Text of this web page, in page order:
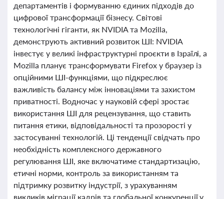
департаментів і формуванню єдиних підходів до
цифрової трансформації бізнесу. Світові
технологічні гіганти, як NVIDIA та Mozilla,
демонструють активний розвиток ШІ: NVIDIA
інвестує у великі інфраструктурні проєкти в Ізраїлі, а
Mozilla планує трансформувати Firefox у браузер із
опційними ШІ-функціями, що підкреслює
важливість балансу між інноваціями та захистом
приватності. Водночас у науковій сфері зростає
використання ШІ для рецензування, що ставить
питання етики, відповідальності та прозорості у
застосуванні технологій. Ці тенденції свідчать про
необхідність комплексного державного
регулювання ШІ, яке включатиме стандартизацію,
етичні норми, контроль за використанням та
підтримку розвитку індустрії, з урахуванням
викликів міграції кадрів та глобальної конкуренції у